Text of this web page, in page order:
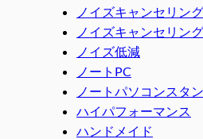
ノイズキャンセリング
ノイズキャンセリン
ノイズ低減
ノートPC
ノートパソコンスタ
ハイパフォーマンス
ハンドメイド